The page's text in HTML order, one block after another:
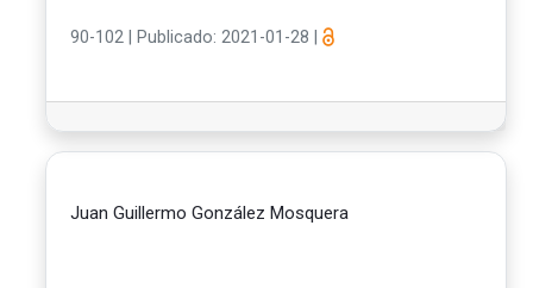
90-102 Publicado: 2021-01-28
Juan Guillermo González Mosquera